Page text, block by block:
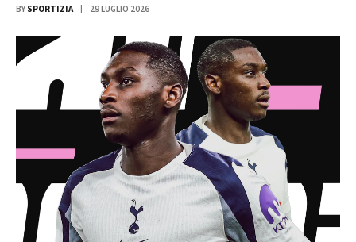
BY SPORTIZIA 29 LUGLIO 2026